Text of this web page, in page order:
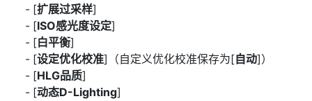
[扩展过采样]
[ISO感光度设定]
[白平衡]
[设定优化校准]（自定义优化校准保存为[自动]）
[HLG品质]
[动态D-Lighting]